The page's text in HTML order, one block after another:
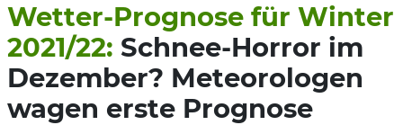
Wetter-Prognose für Winter
2021/22: Schnee-Horror im
Dezember? Meteorologen
wagen erste Prognose